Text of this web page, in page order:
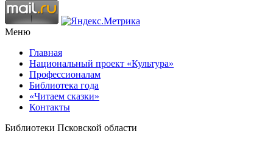
Меню
Главная
Национальный проект «Культура»
Профессионалам
Библиотека года
«Читаем сказки»
Контакты
Библиотеки Псковской области